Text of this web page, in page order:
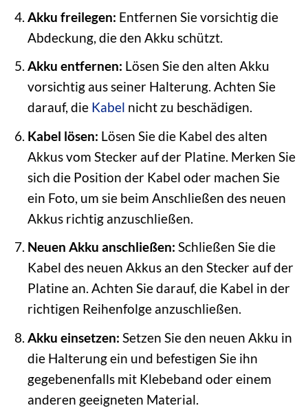
Akku freilegen: Entfernen Sie vorsichtig die
Abdeckung, die den Akku schützt.
Akku entfernen: Lösen Sie den alten Akku
vorsichtig aus seiner Halterung. Achten Sie
darauf, die Kabel nicht zu beschädigen.
Kabel lösen: Lösen Sie die Kabel des alten
Akkus vom Stecker auf der Platine. Merken Sie
sich die Position der Kabel oder machen Sie
ein Foto, um sie beim Anschließen des neuen
Akkus richtig anzuschließen.
Neuen Akku anschließen: Schließen Sie die
Kabel des neuen Akkus an den Stecker auf der
Platine an. Achten Sie darauf, die Kabel in der
richtigen Reihenfolge anzuschließen.
Akku einsetzen: Setzen Sie den neuen Akku in
die Halterung ein und befestigen Sie ihn
gegebenenfalls mit Klebeband oder einem
anderen geeigneten Material.